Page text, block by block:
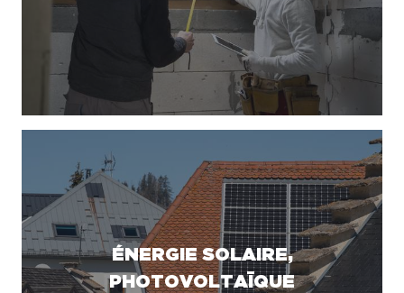
ÉNERGIE SOLAIRE,
PHOTOVOLTAÏQUE